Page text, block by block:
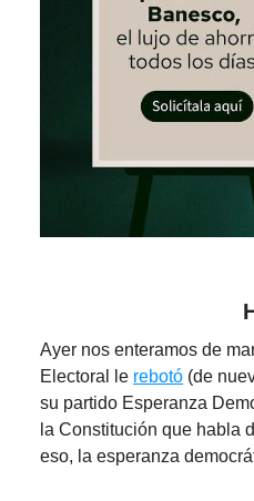
Ayer nos enteramos de
Electoral le rebotó (de
su partido Esperanza
la Constitución que habla
eso, la esperanza